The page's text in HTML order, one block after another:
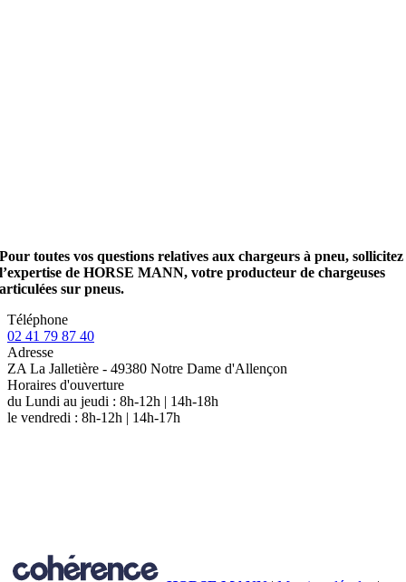
Pour toutes vos questions relatives aux chargeurs à pneu, sollicitez
l’expertise de HORSE MANN, votre producteur de chargeuses
articulées sur pneus.
Téléphone
02 41 79 87 40
Adresse
ZA La Jalletière - 49380 Notre Dame d'Allençon
Horaires d'ouverture
du Lundi au jeudi : 8h-12h | 14h-18h
le vendredi : 8h-12h | 14h-17h